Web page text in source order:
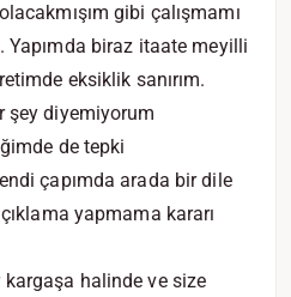
gibi çalışmamı
biraz itaate meyilli
eksiklik sanırım.
şey diyemiyorum
de tepki
çapımda arada bir dile
yapmama kararı
halinde ve size